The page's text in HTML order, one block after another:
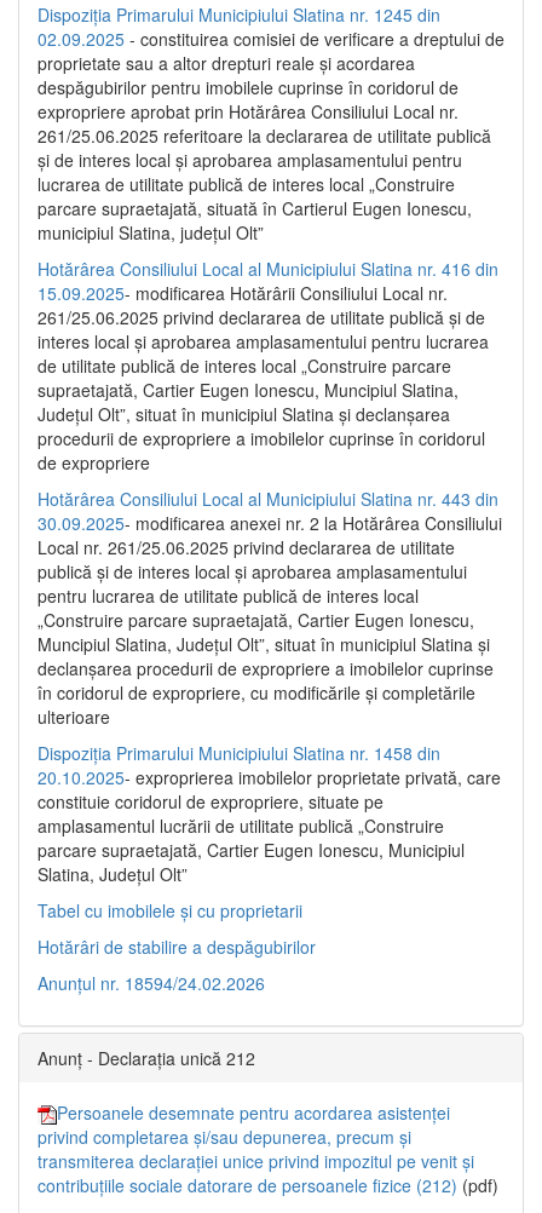
Dispoziția Primarului Municipiului Slatina nr. 1245 din
02.09.2025 - constituirea comisiei de verificare a dreptului de
proprietate sau a altor drepturi reale și acordarea
despăgubirilor pentru imobilele cuprinse în coridorul de
expropriere aprobat prin Hotărârea Consiliului Local nr.
261/25.06.2025 referitoare la declararea de utilitate publică
și de interes local și aprobarea amplasamentului pentru
lucrarea de utilitate publică de interes local „Construire
parcare supraetajată, situată în Cartierul Eugen Ionescu,
municipiul Slatina, județul Olt”
Hotărârea Consiliului Local al Municipiului Slatina nr. 416 din
15.09.2025- modificarea Hotărârii Consiliului Local nr.
261/25.06.2025 privind declararea de utilitate publică și de
interes local și aprobarea amplasamentului pentru lucrarea
de utilitate publică de interes local „Construire parcare
supraetajată, Cartier Eugen Ionescu, Muncipiul Slatina,
Județul Olt”, situat în municipiul Slatina și declanșarea
procedurii de expropriere a imobilelor cuprinse în coridorul
de expropriere
Hotărârea Consiliului Local al Municipiului Slatina nr. 443 din
30.09.2025- modificarea anexei nr. 2 la Hotărârea Consiliului
Local nr. 261/25.06.2025 privind declararea de utilitate
publică şi de interes local şi aprobarea amplasamentului
pentru lucrarea de utilitate publică de interes local
„Construire parcare supraetajată, Cartier Eugen Ionescu,
Muncipiul Slatina, Judeţul Olt”, situat în municipiul Slatina şi
declanşarea procedurii de expropriere a imobilelor cuprinse
în coridorul de expropriere, cu modificările şi completările
ulterioare
Dispoziția Primarului Municipiului Slatina nr. 1458 din
20.10.2025- exproprierea imobilelor proprietate privată, care
constituie coridorul de expropriere, situate pe
amplasamentul lucrării de utilitate publică „Construire
parcare supraetajată, Cartier Eugen Ionescu, Municipiul
Slatina, Județul Olt”
Tabel cu imobilele și cu proprietarii
Hotărâri de stabilire a despăgubirilor
Anunțul nr. 18594/24.02.2026
Anunț - Declarația unică 212
Persoanele desemnate pentru acordarea asistenței
privind completarea și/sau depunerea, precum și
transmiterea declarației unice privind impozitul pe venit și
contribuțiile sociale datorare de persoanele fizice (212) (pdf)